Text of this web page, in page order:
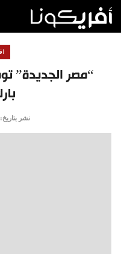
“مصر الجديدة”
نشر بتاريخ: